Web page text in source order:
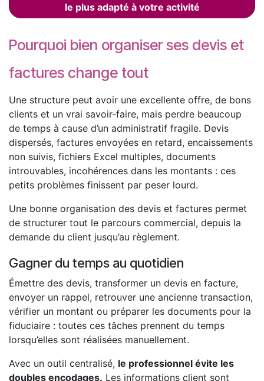
le plus adapté à votre activité
Pourquoi bien organiser ses devis et
factures change tout
Une structure peut avoir une excellente offre, de bons
clients et un vrai savoir-faire, mais perdre beaucoup
de temps à cause d’un administratif fragile. Devis
dispersés, factures envoyées en retard, encaissements
non suivis, fichiers Excel multiples, documents
introuvables, incohérences dans les montants : ces
petits problèmes finissent par peser lourd.
Une bonne organisation des devis et factures permet
de structurer tout le parcours commercial, depuis la
demande du client jusqu’au règlement.
Gagner du temps au quotidien
Émettre des devis, transformer un devis en facture,
envoyer un rappel, retrouver une ancienne transaction,
vérifier un montant ou préparer les documents pour la
fiduciaire : toutes ces tâches prennent du temps
lorsqu’elles sont réalisées manuellement.
Avec un outil centralisé, le professionnel évite les
doubles encodages. Les informations client sont